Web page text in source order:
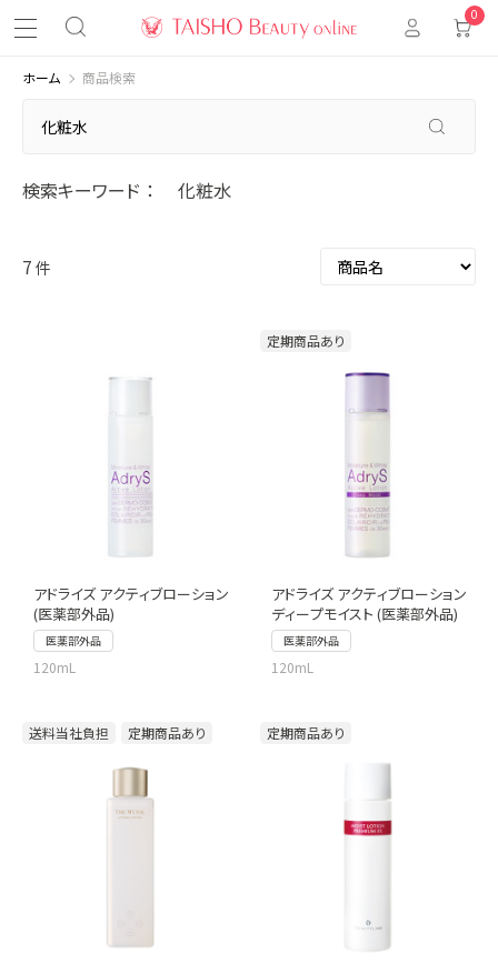
0
ホーム 商品検索
検索キーワード 化粧水
7 件
アドライズ アクティブローション
(医薬部外品)
医薬部外品
120mL
定期商品あり
アドライズ アクティブローション
ディープモイスト (医薬部外品)
医薬部外品
120mL
送料当社負担 定期商品あり 定期商品あり